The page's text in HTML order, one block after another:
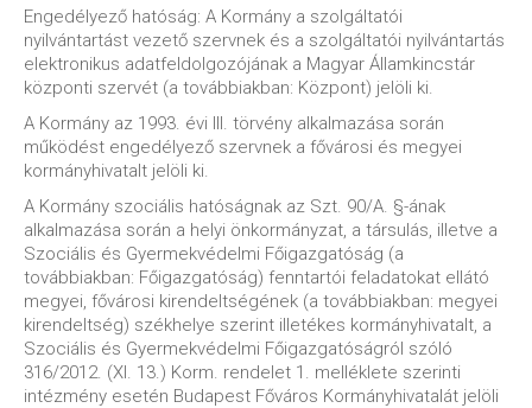
Engedélyező hatóság: A Kormány a szolgáltatói
nyilvántartást vezető szervnek és a szolgáltatói nyilvántartás
elektronikus adatfeldolgozójának a Magyar Államkincstár
központi szervét (a továbbiakban: Központ) jelöli ki.
A Kormány az 1993. évi III. törvény alkalmazása során
működést engedélyező szervnek a fővárosi és megyei
kormányhivatalt jelöli ki.
A Kormány szociális hatóságnak az Szt. 90/A. §-ának
alkalmazása során a helyi önkormányzat, a társulás, illetve a
Szociális és Gyermekvédelmi Főigazgatóság (a
továbbiakban: Főigazgatóság) fenntartói feladatokat ellátó
megyei, fővárosi kirendeltségének (a továbbiakban: megyei
kirendeltség) székhelye szerint illetékes kormányhivatalt, a
Szociális és Gyermekvédelmi Főigazgatóságról szóló
316/2012. (XI. 13.) Korm. rendelet 1. melléklete szerinti
intézmény esetén Budapest Főváros Kormányhivatalát jelöli